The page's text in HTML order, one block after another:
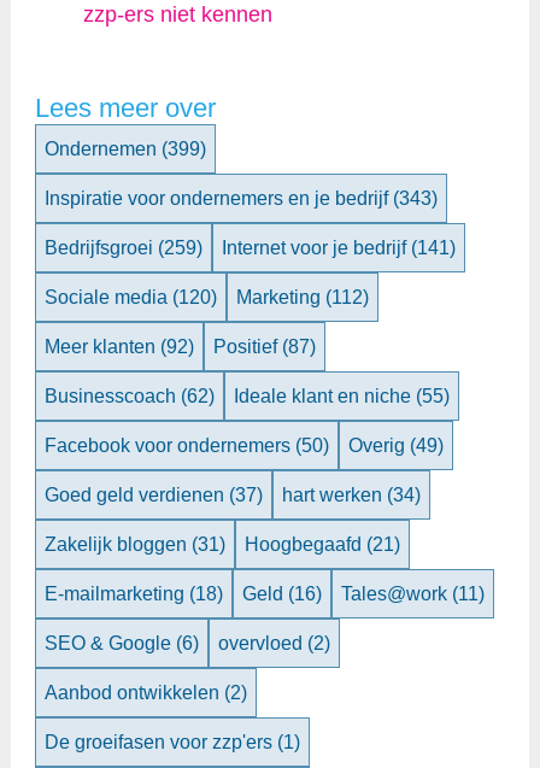
zzp-ers niet kennen
Lees meer over
Ondernemen (399)
Inspiratie voor ondernemers en je bedrijf (343)
Bedrijfsgroei (259) Internet voor je bedrijf (141)
Sociale media (120) Marketing (112)
Meer klanten (92) Positief (87)
Businesscoach (62) Ideale klant en niche (55)
Facebook voor ondernemers (50) Overig (49)
Goed geld verdienen (37) hart werken (34)
Zakelijk bloggen (31) Hoogbegaafd (21)
E-mailmarketing (18) Geld (16) Tales@work (11)
SEO & Google (6) overvloed (2)
Aanbod ontwikkelen (2)
De groeifasen voor zzp'ers (1)